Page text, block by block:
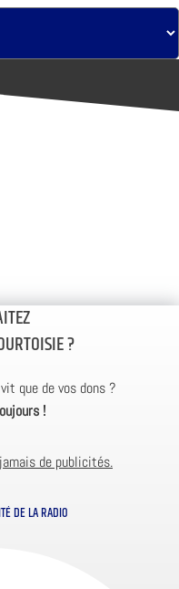
?
que de vos dons ?
!
de publicités.
DE LA RADIO